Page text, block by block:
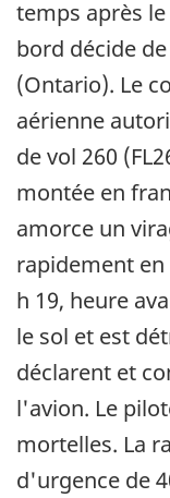
temps après
bord décide
(Ontario). Le
aérienne
de vol 260
montée en
amorce un
rapidement en
h 19, heure
le sol et est
déclarent et
l'avion. Le
mortelles. La
d'urgence de